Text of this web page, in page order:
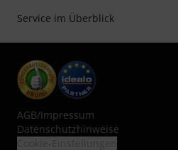
Service im Überblick
AGB/Impressum
Datenschutzhinweise